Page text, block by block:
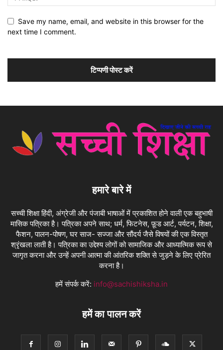
Save my name, email, and website in this browser for the
next time I comment.
हमारे बारे में
सच्ची शिक्षा हिंदी, अंग्रेजी और पंजाबी भाषाओं में प्रकाशित होने वाली एक बहुभाषी
मासिक पत्रिका है। पत्रिका अपने साथ; धर्म, फिटनेस, फ़ूड आर्ट, पर्यटन, शिक्षा,
फैशन, पालन-पोषण, घर साज- सज्जा और सौंदर्य जैसे विषयों की एक विस्तृत
श्रृंखला लाती है। पत्रिका का उद्देश्य लोगों को सामाजिक और आध्यात्मिक रूप से
जागृत करना और उन्हें अपनी आत्मा की आंतरिक शक्ति से जुड़ने के लिए प्रेरित
करना है।
हमें संपर्क करें: info@sachishiksha.in
हमें का पालन करें